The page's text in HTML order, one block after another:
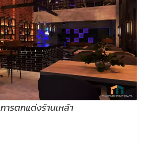
การตกแต่งร้านเหล้า